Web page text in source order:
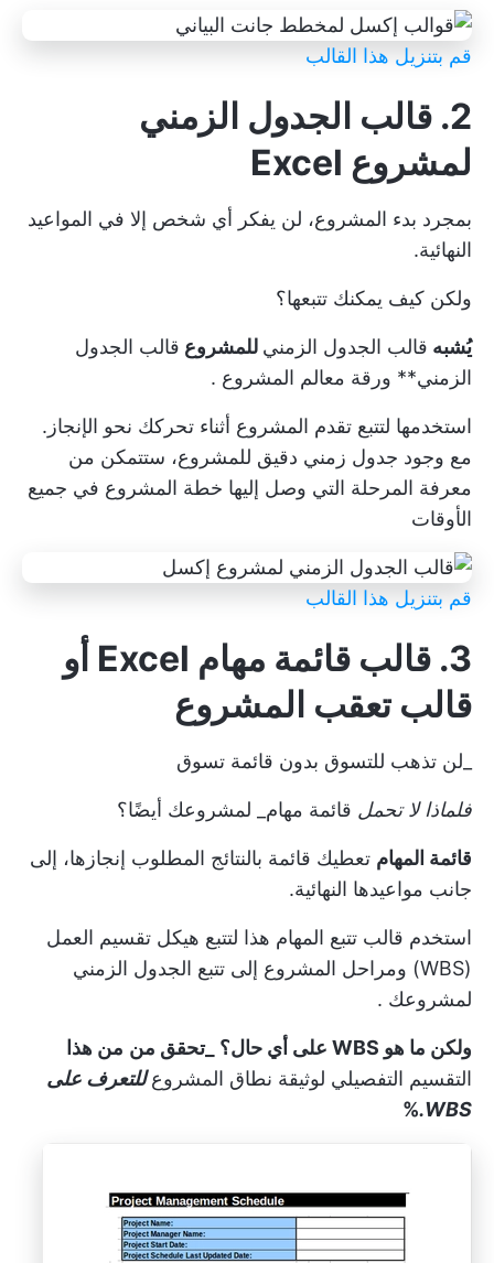
قم بتنزيل هذا القالب
2. قالب الجدول الزمني
لمشروع Excel
بمجرد بدء المشروع، لن يفكر أي شخص إلا في المواعيد
النهائية.
ولكن كيف يمكنك تتبعها؟
يُشبه قالب الجدول الزمني للمشروع قالب الجدول
الزمني** ورقة معالم المشروع .
استخدمها لتتبع تقدم المشروع أثناء تحركك نحو الإنجاز.
مع وجود جدول زمني دقيق للمشروع، ستتمكن من
معرفة المرحلة التي وصل إليها خطة المشروع في جميع
الأوقات
قم بتنزيل هذا القالب
3. قالب قائمة مهام Excel أو
قالب تعقب المشروع
_لن تذهب للتسوق بدون قائمة تسوق
فلماذا لا تحمل قائمة مهام_ لمشروعك أيضًا؟
قائمة المهام تعطيك قائمة بالنتائج المطلوب إنجازها، إلى
جانب مواعيدها النهائية.
استخدم قالب تتبع المهام هذا لتتبع هيكل تقسيم العمل
(WBS)
ومراحل المشروع إلى تتبع الجدول الزمني
لمشروعك .
ولكن ما هو WBS على أي حال؟ _تحقق من من هذا
التقسيم التفصيلي لوثيقة نطاق المشروع للتعرف على
WBS.
%